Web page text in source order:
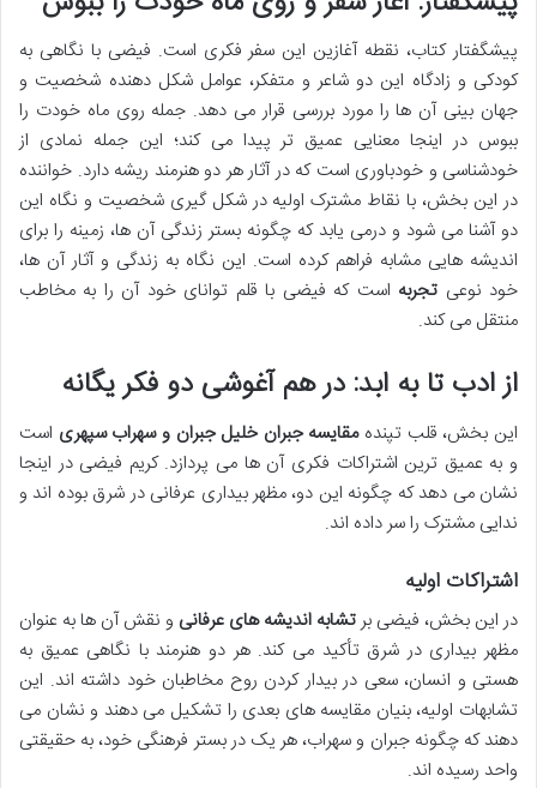
پیشگفتار کتاب، نقطه آغازین این سفر فکری است. فیضی با نگاهی به
کودکی و زادگاه این دو شاعر و متفکر، عوامل شکل دهنده شخصیت و
جهان بینی آن ها را مورد بررسی قرار می دهد. جمله روی ماه خودت را
ببوس در اینجا معنایی عمیق تر پیدا می کند؛ این جمله نمادی از
خودشناسی و خودباوری است که در آثار هر دو هنرمند ریشه دارد. خواننده
در این بخش، با نقاط مشترک اولیه در شکل گیری شخصیت و نگاه این
دو آشنا می شود و درمی یابد که چگونه بستر زندگی آن ها، زمینه را برای
اندیشه هایی مشابه فراهم کرده است. این نگاه به زندگی و آثار آن ها،
خود نوعی تجربه است که فیضی با قلم توانای خود آن را به مخاطب
منتقل می کند.
از ادب تا به ابد: در هم آغوشی دو فکر یگانه
این بخش، قلب تپندهمقایسه جبران خلیل جبران و سهراب سپهری است
و به عمیق ترین اشتراکات فکری آن ها می پردازد. کریم فیضی در اینجا
نشان می دهد که چگونه این دو، مظهر بیداری عرفانی در شرق بوده اند و
ندایی مشترک را سر داده اند.
اشتراکات اولیه
در این بخش، فیضی برتشابه اندیشه های عرفانی و نقش آن ها به عنوان
مظهر بیداری در شرق تأکید می کند. هر دو هنرمند با نگاهی عمیق به
هستی و انسان، سعی در بیدار کردن روح مخاطبان خود داشته اند. این
تشابهات اولیه، بنیان مقایسه های بعدی را تشکیل می دهند و نشان می
دهند که چگونه جبران و سهراب، هر یک در بستر فرهنگی خود، به حقیقتی
واحد رسیده اند.